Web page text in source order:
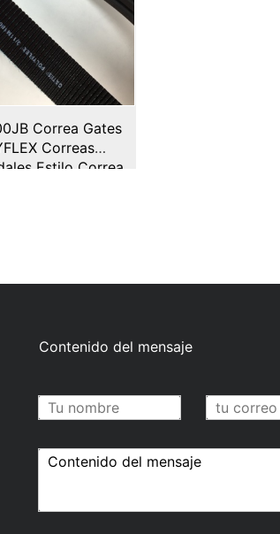
Correa Gates
Correas
Estilo Correa
Contenido del mensaje